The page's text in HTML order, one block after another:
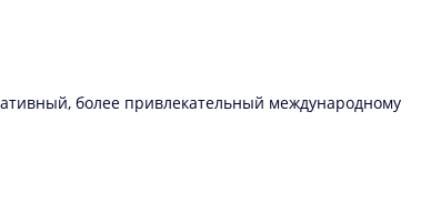
более привлекательный международному